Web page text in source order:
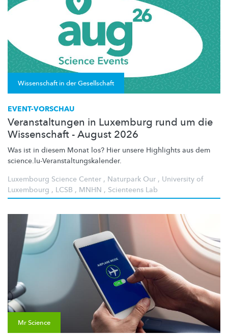
Wissenschaft in der Gesellschaft
EVENT-VORSCHAU
Veranstaltungen in Luxemburg rund um die
Wissenschaft - August 2026
Was ist in diesem Monat los? Hier unsere Highlights aus dem
science.lu-Veranstaltungskalender.
Luxembourg Science Center , Naturpark Our , University of
Luxembourg , LCSB , MNHN , Scienteens Lab
Mr Science